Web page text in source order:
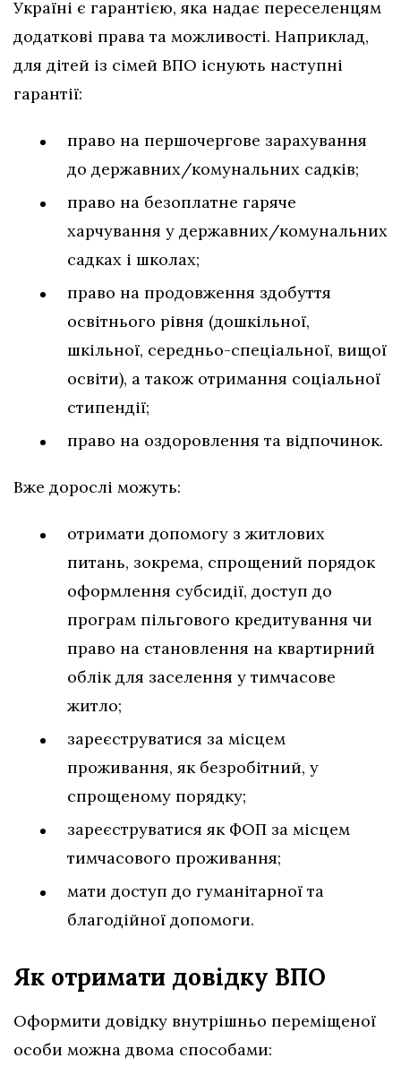
Україні є гарантією, яка надає переселенцям
додаткові права та можливості. Наприклад,
для дітей із сімей ВПО існують наступні
гарантії:
право на першочергове зарахування
до державних/комунальних садків;
право на безоплатне гаряче
харчування у державних/комунальних
садках і школах;
право на продовження здобуття
освітнього рівня (дошкільної,
шкільної, середньо-спеціальної, вищої
освіти), а також отримання соціальної
стипендії;
право на оздоровлення та відпочинок.
Вже дорослі можуть:
отримати допомогу з житлових
питань, зокрема, спрощений порядок
оформлення субсидії, доступ до
програм пільгового кредитування чи
право на становлення на квартирний
облік для заселення у тимчасове
житло;
зареєструватися за місцем
проживання, як безробітний, у
спрощеному порядку;
зареєструватися як ФОП за місцем
тимчасового проживання;
мати доступ до гуманітарної та
благодійної допомоги.
Як отримати довідку ВПО
Оформити довідку внутрішньо переміщеної
особи можна двома способами: